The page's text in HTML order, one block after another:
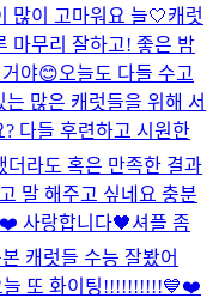
많이 고마워요 늘🤍캐럿
마무리 잘하고! 좋은 밤
야😊오늘도 다들 수고
많은 캐럿들을 위해 서
다들 후련하고 시원한
더라도 혹은 만족한 결과
말 해주고 싶네요 충분
사랑합니다🖤셔플 좀
캐럿들 수능 잘봤어
늘 또 화이팅!!!!!!!!!!💙❤️